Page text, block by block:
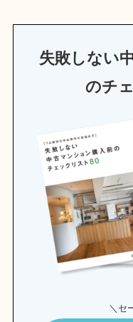
失敗しない
のチ
＼セ